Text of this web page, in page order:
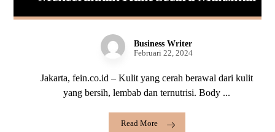
Business Writer
Februari 22, 2024
Jakarta, fein.co.id – Kulit yang cerah berawal dari kulit
yang bersih, lembab dan ternutrisi. Body ...
Read More